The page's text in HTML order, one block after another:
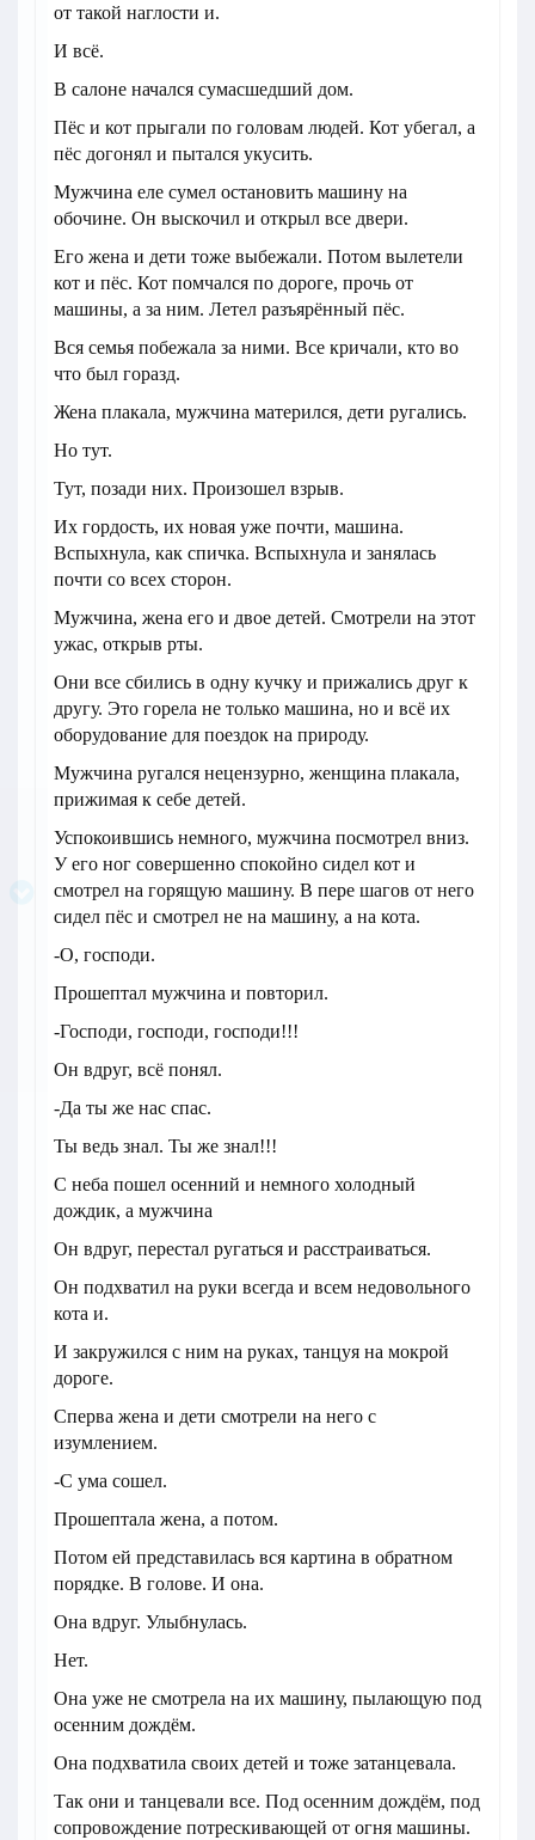
от такой наглости и.
И всё.
В салоне начался сумасшедший дом.
Пёс и кот прыгали по головам людей. Кот убегал, а
пёс догонял и пытался укусить.
Мужчина еле сумел остановить машину на
обочине. Он выскочил и открыл все двери.
Его жена и дети тоже выбежали. Потом вылетели
кот и пёс. Кот помчался по дороге, прочь от
машины, а за ним. Летел разъярённый пёс.
Вся семья побежала за ними. Все кричали, кто во
что был горазд.
Жена плакала, мужчина матерился, дети ругались.
Но тут.
Тут, позади них. Произошел взрыв.
Их гордость, их новая уже почти, машина.
Вспыхнула, как спичка. Вспыхнула и занялась
почти со всех сторон.
Мужчина, жена его и двое детей. Смотрели на этот
ужас, открыв рты.
Они все сбились в одну кучку и прижались друг к
другу. Это горела не только машина, но и всё их
оборудование для поездок на природу.
Мужчина ругался нецензурно, женщина плакала,
прижимая к себе детей.
Успокоившись немного, мужчина посмотрел вниз.
У его ног совершенно спокойно сидел кот и
смотрел на горящую машину. В пере шагов от него
сидел пёс и смотрел не на машину, а на кота.
-О, господи.
Прошептал мужчина и повторил.
-Господи, господи, господи!!!
Он вдруг, всё понял.
-Да ты же нас спас.
Ты ведь знал. Ты же знал!!!
С неба пошел осенний и немного холодный
дождик, а мужчина
Он вдруг, перестал ругаться и расстраиваться.
Он подхватил на руки всегда и всем недовольного
кота и.
И закружился с ним на руках, танцуя на мокрой
дороге.
Сперва жена и дети смотрели на него с
изумлением.
-С ума сошел.
Прошептала жена, а потом.
Потом ей представилась вся картина в обратном
порядке. В голове. И она.
Она вдруг. Улыбнулась.
Нет.
Она уже не смотрела на их машину, пылающую под
осенним дождём.
Она подхватила своих детей и тоже затанцевала.
Так они и танцевали все. Под осенним дождём, под
сопровождение потрескивающей от огня машины.